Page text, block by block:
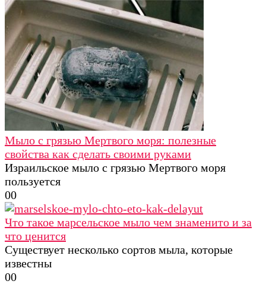
Мыло с грязью Мертвого моря: полезные
свойства как сделать своими руками
Израильское мыло с грязью Мертвого моря
пользуется
00
Что такое марсельское мыло чем знаменито и за
что ценится
Существует несколько сортов мыла, которые
известны
00